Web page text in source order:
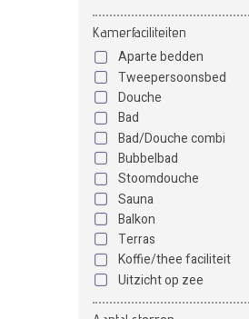
Kamerfaciliteiten
Aparte bedden
Tweepersoonsbed
Douche
Bad
Bad/Douche combi
Bubbelbad
Stoomdouche
Sauna
Balkon
Terras
Koffie/thee faciliteit
Uitzicht op zee